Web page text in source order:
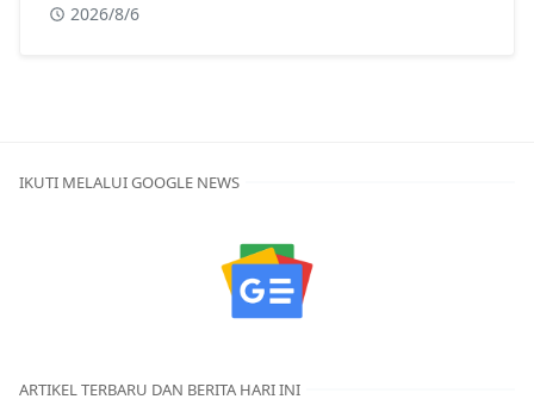
2026/8/6
IKUTI MELALUI GOOGLE NEWS
ARTIKEL TERBARU DAN BERITA HARI INI